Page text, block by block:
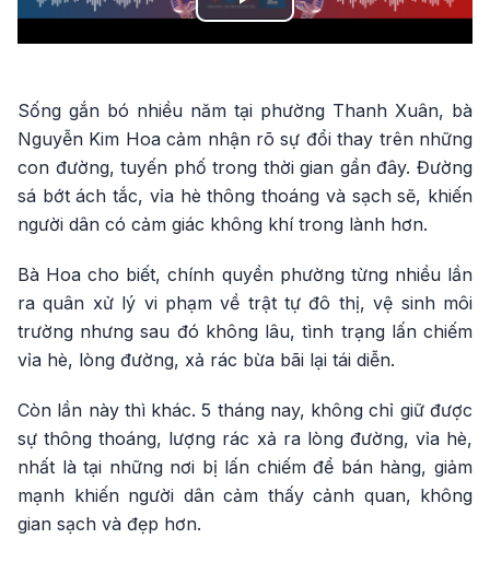
Play
Sống gắn bó nhiều năm tại phường Thanh Xuân, bà
Nguyễn Kim Hoa cảm nhận rõ sự đổi thay trên những
con đường, tuyến phố trong thời gian gần đây. Đường
sá bớt ách tắc, vỉa hè thông thoáng và sạch sẽ, khiến
người dân có cảm giác không khí trong lành hơn.
Bà Hoa cho biết, chính quyền phường từng nhiều lần
ra quân xử lý vi phạm về trật tự đô thị, vệ sinh môi
trường nhưng sau đó không lâu, tình trạng lấn chiếm
vỉa hè, lòng đường, xả rác bừa bãi lại tái diễn.
Còn lần này thì khác. 5 tháng nay, không chỉ giữ được
sự thông thoáng, lượng rác xả ra lòng đường, vỉa hè,
nhất là tại những nơi bị lấn chiếm để bán hàng, giảm
mạnh khiến người dân cảm thấy cảnh quan, không
gian sạch và đẹp hơn.